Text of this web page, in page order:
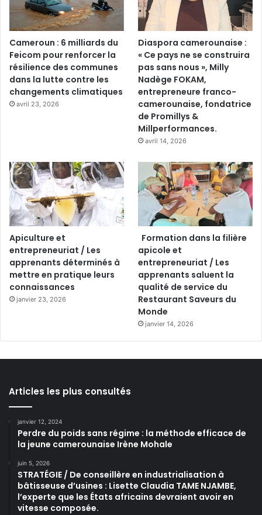
Cameroun : 6 milliards du
Feicom pour renforcer la
résilience des communes
dans la lutte contre les
changements climatiques
avril 23, 2026
Diaspora camerounaise :
« Ce pays ne se construira
pas sans nous », Milly
Nadège FOKAM,
entrepreneure franco-
camerounaise, fondatrice
de Promillys &
Millperformances.
avril 14, 2026
Apiculture et
entrepreneuriat / Les
apprenants déterminés à
mettre en pratique leurs
connaissances
janvier 23, 2026
Formation dans la filière
apicole et
entrepreneuriat / Les
apprenants saluent la
qualité de service du
Restaurant Saveurs du
Monde
janvier 14, 2026
Articles les plus consultés
janvier 12, 2024
Perdre du poids sans régime : la méthode efficace de
la jeune camerounaise Irène Mohale
juin 5, 2026
STRATÉGIE / De conseillère en industrialisation à
bâtisseuse d’usines : Lisette Claudia TAME NJAMBE,
l’experte que les États africains devraient avoir en
vitesse composée.